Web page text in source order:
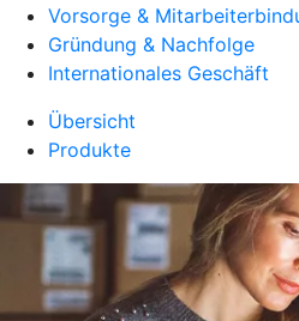
Vorsorge &
Gründung & Nachfolge
Internationales Geschäft
Übersicht
Produkte